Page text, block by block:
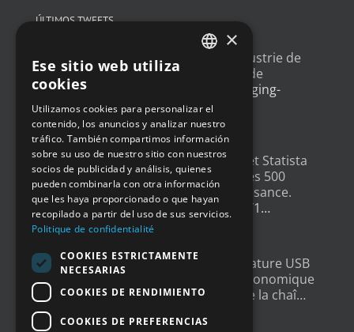
ÚLTIMOS TWEETS
Un article sur l'#IoT
dans l'industrie de
l'emballage, avec un exemple de
déploiement
packaging-
gateway.com/features/how-i…
4 años ago
Un grand merci à@LesEchos
et Statista
qui ont classé Newsteo dans les 500
Champions français de la croissance.
Un… twitter.com/i/web/status/1…
4 años ago
New : Enregistreur de Température USB
Tempmate S2. Une solution économique
et fiable pour la supervision de la chaî…
5 años ago
GERMAN
SPANISH
×
Ese sitio web utiliza
cookies
Utilizamos cookies para personalizar el
contenido, los anuncios y analizar nuestro
tráfico. También compartimos información
sobre su uso de nuestro sitio con nuestros
socios de publicidad y análisis, quienes
pueden combinarla con otra información
que les haya proporcionado o que hayan
recopilado a partir del uso de sus servicios.
Politique de confidentialité
COOKIES ESTRICTAMENTE
NECESARIAS
COOKIES DE RENDIMIENTO
COOKIES DE PREFERENCIAS